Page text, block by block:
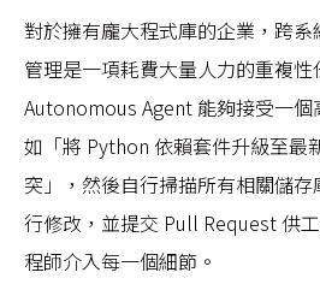
對於擁有龐大程式庫的企業，跨
管理是一項耗費大量人力的重複性
Autonomous Agent 能夠接受一個
如「將 Python 依賴套件升級至最
突」，然後自行掃描所有相關儲
行修改，並提交 Pull Request 供
程師介入每一個細節。